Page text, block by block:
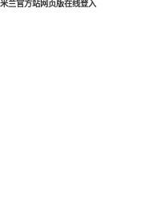
米兰官方站网页版在线登入